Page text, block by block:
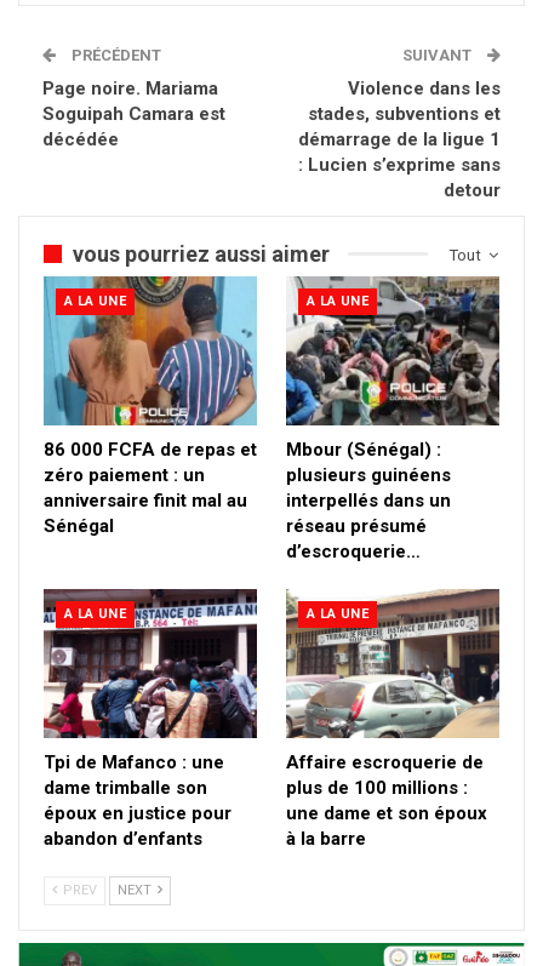
PRÉCÉDENT
Page noire. Mariama
Soguipah Camara est
décédée
SUIVANT
Violence dans les
stades, subventions et
démarrage de la ligue 1
: Lucien s’exprime sans
detour
Tout
vous pourriez aussi aimer
A LA UNE
86 000 FCFA de repas et
zéro paiement : un
anniversaire finit mal au
Sénégal
A LA UNE
Mbour (Sénégal) :
plusieurs guinéens
interpellés dans un
réseau présumé
d’escroquerie…
A LA UNE
Tpi de Mafanco : une
dame trimballe son
époux en justice pour
abandon d’enfants
A LA UNE
Affaire escroquerie de
plus de 100 millions :
une dame et son époux
à la barre
PREV NEXT